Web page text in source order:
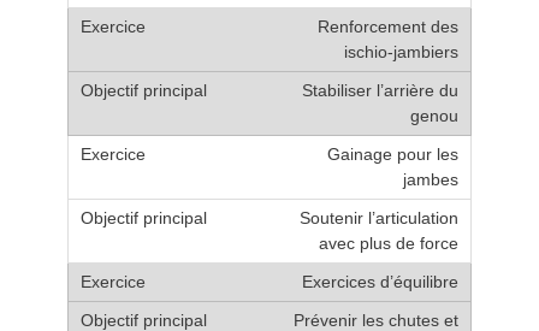
Renforcement des
ischio-jambiers
Stabiliser l’arrière du
genou
Gainage pour les
jambes
Soutenir l’articulation
avec plus de force
Exercices d’équilibre
Prévenir les chutes et